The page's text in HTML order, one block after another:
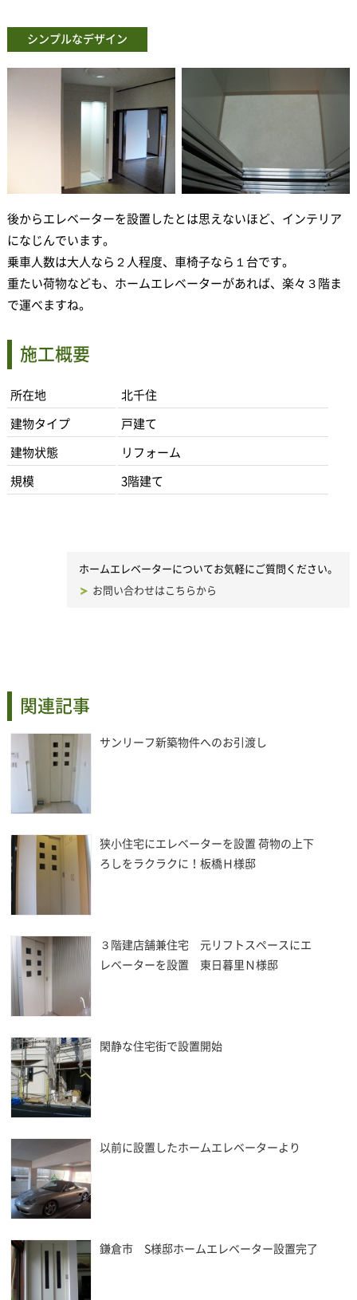
シンプルなデザイン
後からエレベーターを設置したとは思えないほど、インテリア
になじんでいます。
乗車人数は大人なら２人程度、車椅子なら１台です。
重たい荷物なども、ホームエレベーターがあれば、楽々３階ま
で運べますね。
施工概要
所在地 北千住
建物タイプ 戸建て
建物状態 リフォーム
規模 3階建て
ホームエレベーターについてお気軽にご質問ください。
お問い合わせはこちらから
関連記事
サンリーフ新築物件へのお引渡し
狭小住宅にエレベーターを設置 荷物の上下
ろしをラクラクに！板橋Ｈ様邸
３階建店舗兼住宅 元リフトスペースにエ
レベーターを設置 東日暮里Ｎ様邸
閑静な住宅街で設置開始
以前に設置したホームエレベーターより
鎌倉市 S様邸ホームエレベーター設置完了